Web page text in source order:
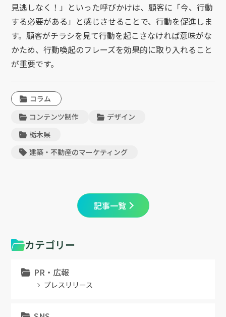
見逃しなく！」といった呼びかけは、顧客に「今、行動
する必要がある」と感じさせることで、行動を促進しま
す。顧客がチラシを見て行動を起こさなければ意味がな
かため、行動喚起のフレーズを効果的に取り入れること
が重要です。
コラム
コンテンツ制作
デザイン
栃木県
建築・不動産のマーケティング
記事一覧
カテゴリー
PR・広報
プレスリリース